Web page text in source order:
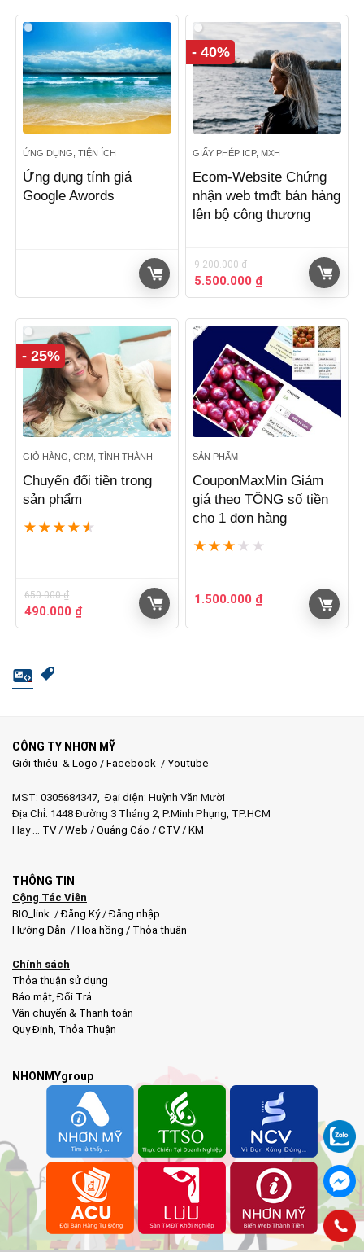
ỨNG DỤNG, TIỆN ÍCH
Ứng dụng tính giá
Google Awords
- 40%
GIẤY PHÉP ICP, MXH
Ecom-Website Chứng
nhận web tmđt bán hàng
lên bộ công thương
9.200.000₫
Giá
gốc
9.200.000 ₫.
5.500.000 ₫Giá
hiện
là:
5.500.000 ₫.
- 25%
GIỎ HÀNG, CRM, TỈNH THÀNH
Chuyển đổi tiền trong
sản phẩm
★ ★ ★ ★ ★
650.000₫
Giá
gốc
490.000 ₫Giá
hiện
SẢN PHẨM
CouponMaxMin Giảm
giá theo TỔNG số tiền
cho 1 đơn hàng
★ ★ ★ ★ ★
1.500.000 ₫
CÔNG TY NHƠN MỸ
Giới thiệu & Logo / Facebook / Youtube
MST: 0305684347, Đại diện: Huỳnh Văn Mười
Địa Chỉ: 1448 Đường 3 Tháng 2, P.Minh Phụng, TP.HCM
Hay … TV/ Web / Quảng Cáo / CTV/ KM
THÔNG TIN
Cộng Tác Viên
BIO_link /Đăng Ký/Đăng nhập
Hướng Dẫn / Hoa hồng / Thỏa thuận
Chính sách
Thỏa thuận sử dụng
Bảo mật,Đổi Trả
Vận chuyển & Thanh toán
Quy Định, Thỏa Thuận
NHONMYgroup